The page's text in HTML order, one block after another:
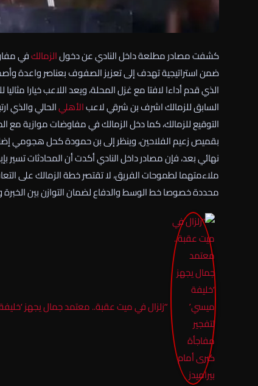
كشفت مصادر مطلعة داخل النادي عن دخولالزمالكفي
ضمن استراتيجية تهدف إلى تعزيز الصفوف بعناصر واعدة
الذي قدم أداءا لافتا مع غزل المحلة، ويعد اللاعب خيارا
السابق للزمالك اشرف بن شرقي لاعبالأهليالحالي والذي
التوقيع للزمالك، كما دخل الزمالك في مفاوضات موازية
بقميص زعيم الفلاحين، وينظر إلى بن حمودة كحل هجومي
نهائي بعد، فإن مصادر داخل النادي أكدت أن المحادثات تسير
ملاءمتهما لطموحات الفريق، لا تقتصر خطة الزمالك على
محددة خصوصا خط الوسط والدفاع لضمان التوازن بين الخبرة
“زلزال في ميت عقبة.. معتمد جمال يجهز